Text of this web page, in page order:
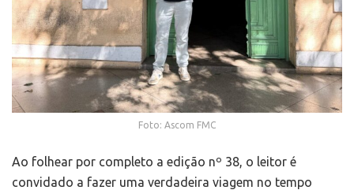
Foto: Ascom FMC
Ao folhear por completo a edição nº 38, o leitor é
convidado a fazer uma verdadeira viagem no tempo